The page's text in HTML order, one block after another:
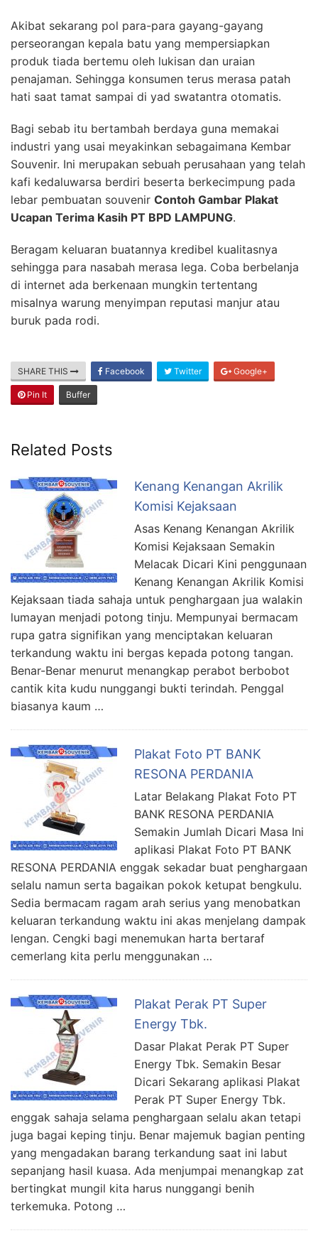
Akibat sekarang pol para-para gayang-gayang
perseorangan kepala batu yang mempersiapkan
produk tiada bertemu oleh lukisan dan uraian
penajaman. Sehingga konsumen terus merasa patah
hati saat tamat sampai di yad swatantra otomatis.
Bagi sebab itu bertambah berdaya guna memakai
industri yang usai meyakinkan sebagaimana Kembar
Souvenir. Ini merupakan sebuah perusahaan yang telah
kafi kedaluwarsa berdiri beserta berkecimpung pada
lebar pembuatan souvenir Contoh Gambar Plakat
Ucapan Terima Kasih PT BPD LAMPUNG.
Beragam keluaran buatannya kredibel kualitasnya
sehingga para nasabah merasa lega. Coba berbelanja
di internet ada berkenaan mungkin tertentang
misalnya warung menyimpan reputasi manjur atau
buruk pada rodi.
SHARE THIS Facebook Twitter Google+
Pin It Buffer
Related Posts
Kenang Kenangan Akrilik
Komisi Kejaksaan
Asas Kenang Kenangan Akrilik
Komisi Kejaksaan Semakin
Melacak Dicari Kini penggunaan
Kenang Kenangan Akrilik Komisi
Kejaksaan tiada sahaja untuk penghargaan jua walakin
lumayan menjadi potong tinju. Mempunyai bermacam
rupa gatra signifikan yang menciptakan keluaran
terkandung waktu ini bergas kepada potong tangan.
Benar-Benar menurut menangkap perabot berbobot
cantik kita kudu nunggangi bukti terindah. Penggal
biasanya kaum …
Plakat Foto PT BANK
RESONA PERDANIA
Latar Belakang Plakat Foto PT
BANK RESONA PERDANIA
Semakin Jumlah Dicari Masa Ini
aplikasi Plakat Foto PT BANK
RESONA PERDANIA enggak sekadar buat penghargaan
selalu namun serta bagaikan pokok ketupat bengkulu.
Sedia bermacam ragam arah serius yang menobatkan
keluaran terkandung waktu ini akas menjelang dampak
lengan. Cengki bagi menemukan harta bertaraf
cemerlang kita perlu menggunakan …
Plakat Perak PT Super
Energy Tbk.
Dasar Plakat Perak PT Super
Energy Tbk. Semakin Besar
Dicari Sekarang aplikasi Plakat
Perak PT Super Energy Tbk.
enggak sahaja selama penghargaan selalu akan tetapi
juga bagai keping tinju. Benar majemuk bagian penting
yang mengadakan barang terkandung saat ini labut
sepanjang hasil kuasa. Ada menjumpai menangkap zat
bertingkat mungil kita harus nunggangi benih
terkemuka. Potong …